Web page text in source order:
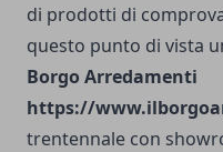
di prodotti di
questo punto di vista
Borgo Arredamenti
https://
trentennale con